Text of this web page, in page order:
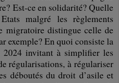
Est-ce en solidarité? Quelle
malgré les règlements
migratoire distingue celle de
exemple? En quoi consiste la
2024 invitant à simplifier les
régularisations, à régulariser
déboutés du droit d’asile et